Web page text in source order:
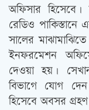
অফিসার
রেডিও পাকিস্তানে
সালের
ইনফরমেশন
দেওয়া হয়।
বিভাগে যোগ
হিসেবে অবসর